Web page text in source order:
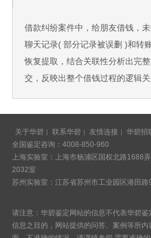
借款纠纷案件中，给朋友借钱，
聊天记录( 部分记录被误删 )和转
恢复提取，结合关联性分析出完
交，反映出整个借钱过程的逻辑关
关于华碧 联系华碧 友情连接 华碧招
全国鉴定咨询：4008-850-960
上海实验室：上海市杨浦区国权北路1688
2032室
苏州实验室：江苏省苏州市工业园区港田路
请注意：华碧鉴定网站的信息不代表华碧
信息之目的，网站提供的问答、案例等所